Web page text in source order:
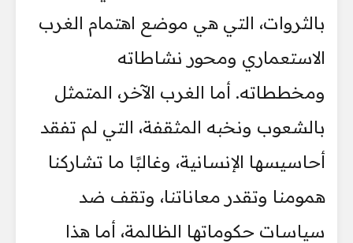
بالثروات، التي هي موضع اهتمام الغرب
الاستعماري ومحور نشاطاته
ومخططاته. أما الغرب الآخر، المتمثل
بالشعوب ونخبه المثقفة، التي لم تفقد
أحاسيسها الإنسانية، وغالبًا ما تشاركنا
همومنا وتقدر معاناتنا، وتقف ضد
سياسات حكوماتها الظالمة، أما هذا